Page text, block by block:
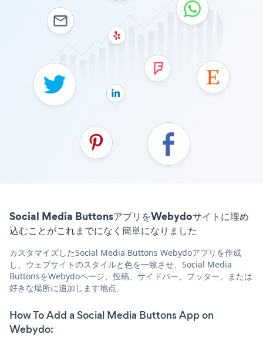
Social Media ButtonsアプリをWebydoサイトに埋め
込むことがこれまでになく簡単になりました
カスタマイズしたSocial Media Buttons Webydoアプリを作成
し、ウェブサイトのスタイルと色を一致させ、Social Media
ButtonsをWebydoページ、投稿、サイドバー、フッター、または
好きな場所に追加します地点。
How To Add a Social Media Buttons App on
Webydo: